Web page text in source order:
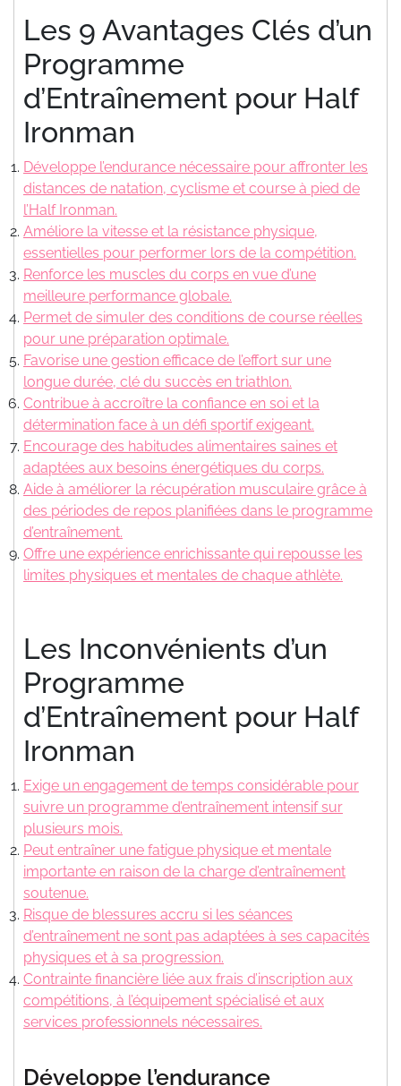
Les 9 Avantages Clés d’un
Programme
d’Entraînement pour Half
Ironman
Développe l’endurance nécessaire pour affronter les
distances de natation, cyclisme et course à pied de
l’Half Ironman.
Améliore la vitesse et la résistance physique,
essentielles pour performer lors de la compétition.
Renforce les muscles du corps en vue d’une
meilleure performance globale.
Permet de simuler des conditions de course réelles
pour une préparation optimale.
Favorise une gestion efficace de l’effort sur une
longue durée, clé du succès en triathlon.
Contribue à accroître la confiance en soi et la
détermination face à un défi sportif exigeant.
Encourage des habitudes alimentaires saines et
adaptées aux besoins énergétiques du corps.
Aide à améliorer la récupération musculaire grâce à
des périodes de repos planifiées dans le programme
d’entraînement.
Offre une expérience enrichissante qui repousse les
limites physiques et mentales de chaque athlète.
Les Inconvénients d’un
Programme
d’Entraînement pour Half
Ironman
Exige un engagement de temps considérable pour
suivre un programme d’entraînement intensif sur
plusieurs mois.
Peut entraîner une fatigue physique et mentale
importante en raison de la charge d’entraînement
soutenue.
Risque de blessures accru si les séances
d’entraînement ne sont pas adaptées à ses capacités
physiques et à sa progression.
Contrainte financière liée aux frais d’inscription aux
compétitions, à l’équipement spécialisé et aux
services professionnels nécessaires.
Développe l’endurance